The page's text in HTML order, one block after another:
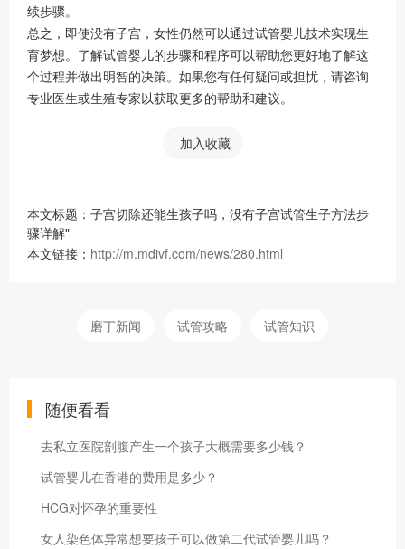
续步骤。
总之，即使没有子宫，女性仍然可以通过试管婴儿技术实现生
育梦想。了解试管婴儿的步骤和程序可以帮助您更好地了解这
个过程并做出明智的决策。如果您有任何疑问或担忧，请咨询
专业医生或生殖专家以获取更多的帮助和建议。
加入收藏
本文标题：子宫切除还能生孩子吗，没有子宫试管生子方法步
骤详解"
本文链接： http://m.mdivf.com/news/280.html
磨丁新闻 试管攻略 试管知识
随便看看
去私立医院剖腹产生一个孩子大概需要多少钱？
试管婴儿在香港的费用是多少？
HCG对怀孕的重要性
女人染色体异常想要孩子可以做第二代试管婴儿吗？